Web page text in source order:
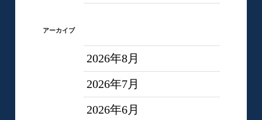
アーカイブ
2026年8月
2026年7月
2026年6月